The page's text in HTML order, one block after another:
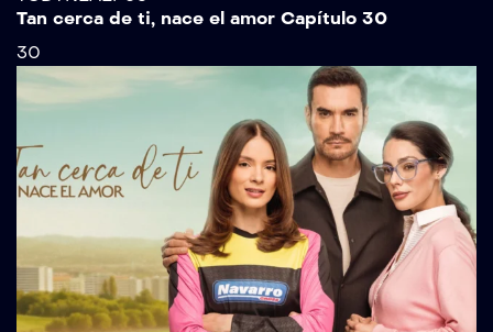
Tan cerca de ti, nace el amor Capítulo 30
30